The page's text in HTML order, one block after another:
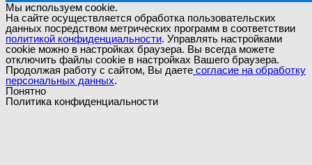
Мы используем cookie.
На сайте осуществляется обработка пользовательских
данных посредством метрических программ в соответствии
политикой конфиденциальности. Управлять настройками
cookie можно в настройках браузера. Вы всегда можете
отключить файлы cookie в настройках Вашего браузера.
Продолжая работу с сайтом, Вы даете согласие на обработку
персональных данных.
Понятно
Политика конфиденциальности